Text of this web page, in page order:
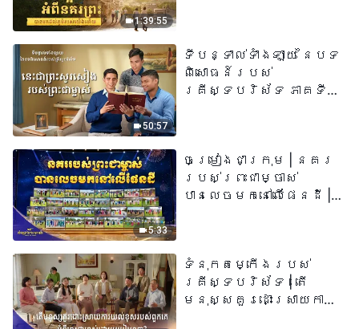
1:39:55
50:57
ទីបន្ទាល់ទាំងឡាយ នៃបទ
ពិសោធន៍របស់
គ្រីស្ទបរិស័ទ ភាគទី
5:33
ចម្រៀងជាក្រុម | នគរ
របស់ព្រះជាម្ចាស់
បានលេចមកនៅលើផែនដី |
ទំនុកតម្កើង​របស់​
គ្រីស្ទបរិស័ទ​ | តើ
មនុស្សគួរដោះស្រាយការ